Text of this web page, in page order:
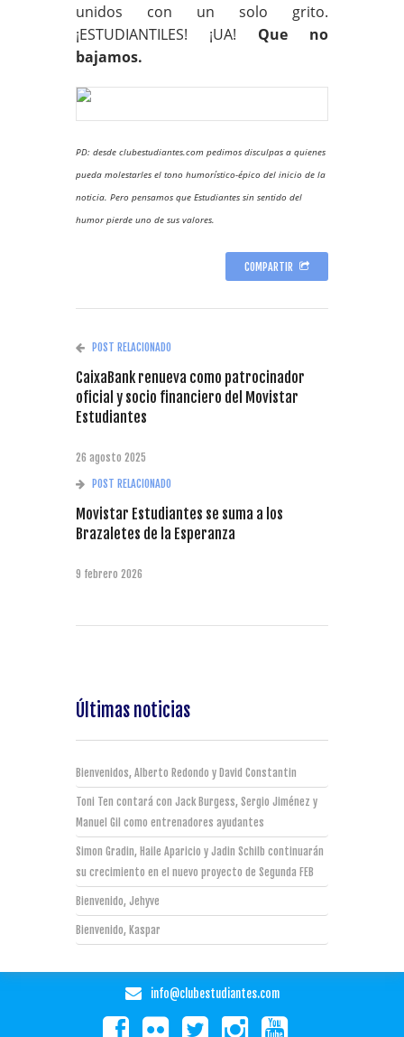
unidos con un solo grito.
¡ESTUDIANTILES! ¡UA! Que no
bajamos.
PD: desde clubestudiantes.com pedimos disculpas a quienes
pueda molestarles el tono humorístico-épico del inicio de la
noticia. Pero pensamos que Estudiantes sin sentido del
humor pierde uno de sus valores.
COMPARTIR
POST RELACIONADO
CaixaBank renueva como patrocinador
oficial y socio financiero del Movistar
Estudiantes
26 agosto 2025
POST RELACIONADO
Movistar Estudiantes se suma a los
Brazaletes de la Esperanza
9 febrero 2026
Últimas noticias
Bienvenidos, Alberto Redondo y David Constantin
Toni Ten contará con Jack Burgess, Sergio Jiménez y
Manuel Gil como entrenadores ayudantes
Simon Gradin, Haile Aparicio y Jadin Schilb continuarán
su crecimiento en el nuevo proyecto de Segunda FEB
Bienvenido, Jehyve
Bienvenido, Kaspar
info@clubestudiantes.com